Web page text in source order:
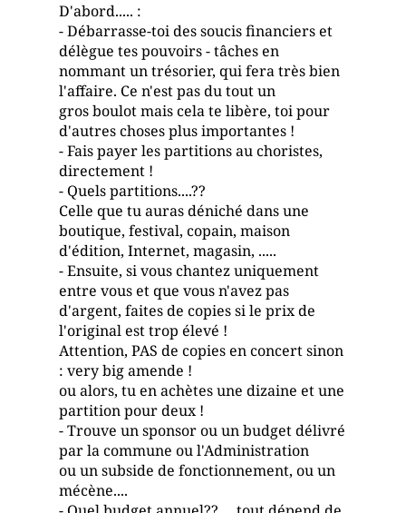
D'abord..... :
- Débarrasse-toi des soucis financiers et
délègue tes pouvoirs - tâches en
nommant un trésorier, qui fera très bien
l'affaire. Ce n'est pas du tout un
gros boulot mais cela te libère, toi pour
d'autres choses plus importantes !
- Fais payer les partitions au choristes,
directement !
- Quels partitions....??
Celle que tu auras déniché dans une
boutique, festival, copain, maison
d'édition, Internet, magasin, .....
- Ensuite, si vous chantez uniquement
entre vous et que vous n'avez pas
d'argent, faites de copies si le prix de
l'original est trop élevé !
Attention, PAS de copies en concert sinon
: very big amende !
ou alors, tu en achètes une dizaine et une
partition pour deux !
- Trouve un sponsor ou un budget délivré
par la commune ou l'Administration
ou un subside de fonctionnement, ou un
mécène....